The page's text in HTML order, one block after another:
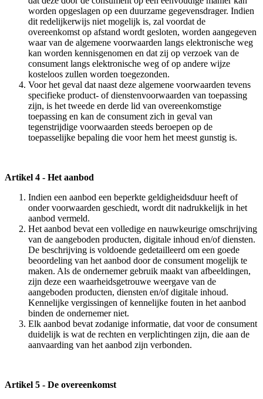
worden opgeslagen op een duurzame gegevensdrager. Indien
dit redelijkerwijs niet mogelijk is, zal voordat de
overeenkomst op afstand wordt gesloten, worden aangegeven
waar van de algemene voorwaarden langs elektronische weg
kan worden kennisgenomen en dat zij op verzoek van de
consument langs elektronische weg of op andere wijze
kosteloos zullen worden toegezonden.
Voor het geval dat naast deze algemene voorwaarden tevens
specifieke product- of dienstenvoorwaarden van toepassing
zijn, is het tweede en derde lid van overeenkomstige
toepassing en kan de consument zich in geval van
tegenstrijdige voorwaarden steeds beroepen op de
toepasselijke bepaling die voor hem het meest gunstig is.
Artikel 4 - Het aanbod
Indien een aanbod een beperkte geldigheidsduur heeft of
onder voorwaarden geschiedt, wordt dit nadrukkelijk in het
aanbod vermeld.
Het aanbod bevat een volledige en nauwkeurige omschrijving
van de aangeboden producten, digitale inhoud en/of diensten.
De beschrijving is voldoende gedetailleerd om een goede
beoordeling van het aanbod door de consument mogelijk te
maken. Als de ondernemer gebruik maakt van afbeeldingen,
zijn deze een waarheidsgetrouwe weergave van de
aangeboden producten, diensten en/of digitale inhoud.
Kennelijke vergissingen of kennelijke fouten in het aanbod
binden de ondernemer niet.
Elk aanbod bevat zodanige informatie, dat voor de consument
duidelijk is wat de rechten en verplichtingen zijn, die aan de
aanvaarding van het aanbod zijn verbonden.
Artikel 5 - De overeenkomst